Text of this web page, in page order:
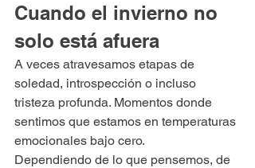
Cuando el invierno no
solo está afuera
A veces atravesamos etapas de
soledad, introspección o incluso
tristeza profunda. Momentos donde
sentimos que estamos en temperaturas
emocionales bajo cero.
Dependiendo de lo que pensemos, de